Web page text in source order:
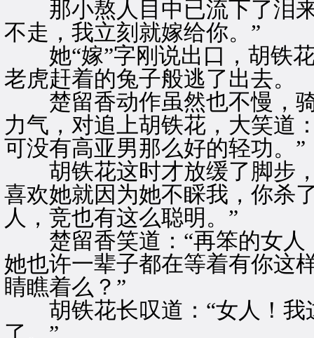
那小熬人目中已流下了泪来
不走，我立刻就嫁给你。”
她“嫁”字刚说出口，胡铁花
老虎赶着的兔子般逃了出去。
楚留香动作虽然也不慢，骑
力气，对追上胡铁花，大笑道
可没有高亚男那么好的轻功。”
胡铁花这时才放缓了脚步，
喜欢她就因为她不睬我，你杀
人，竞也有这么聪明。”
楚留香笑道：“再笨的女人
她也许一辈子都在等着有你这
睛瞧着么？”
胡铁花长叹道：“女人！我